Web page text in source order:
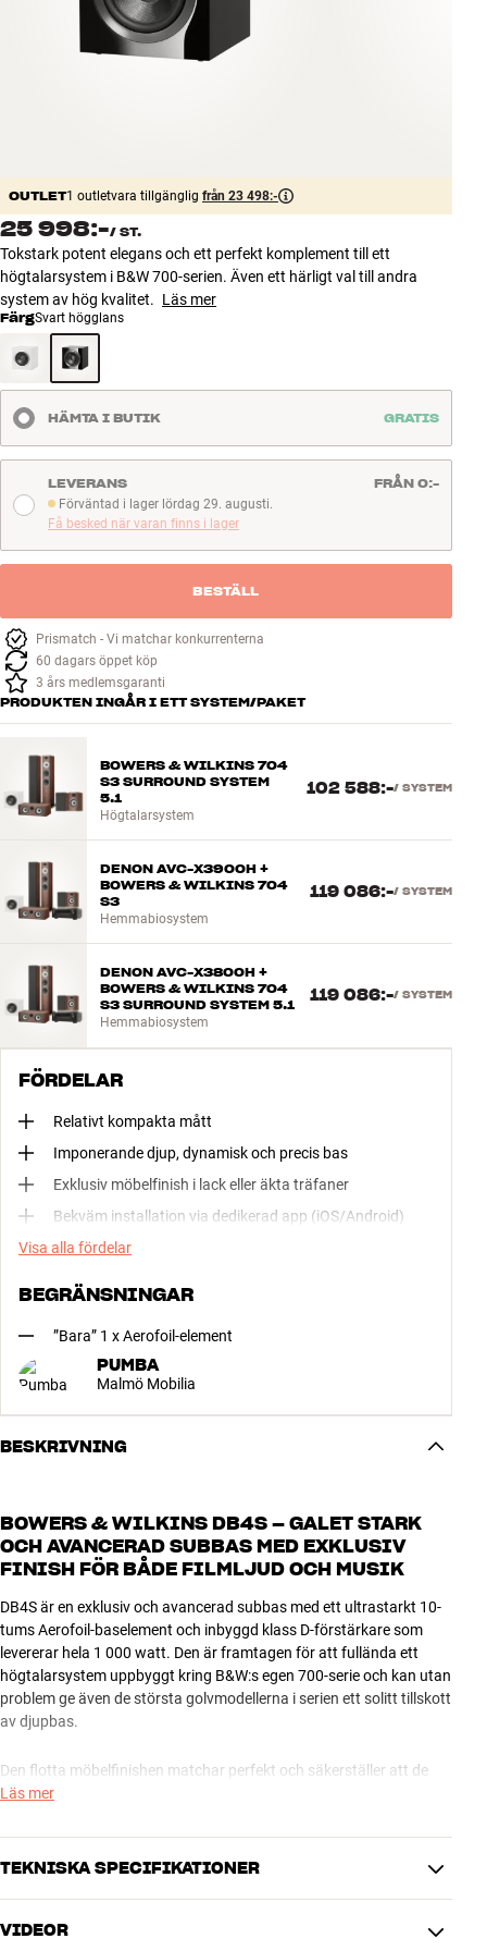
Tillbehör
ERBJUDANDEN
Hitta Butik
Kundtjänst
Logga in
Kundtjänst
Bygg med ljud
Företag
OUTLET1 outletvara tillgänglig från 23 498:-
25 998:-/ ST.
Tokstark potent elegans och ett perfekt komplement till ett
högtalarsystem i B&W 700-serien. Även ett härligt val till andra
system av hög kvalitet. Läs mer
FärgSvart högglans
HÄMTA I BUTIK GRATIS
Förväntad i lager lördag 29. augusti.
Förväntad i lager lördag 29. augusti.
Få besked när varan finns i lager
LEVERANS FRÅN 0:-
BESTÄLL
Prismatch - Vi matchar konkurrenterna
60 dagars öppet köp
3 års medlemsgaranti
PRODUKTEN INGÅR I ETT SYSTEM/PAKET
BOWERS & WILKINS 704
S3 SURROUND SYSTEM
5.1
Högtalarsystem
102 588:-/ SYSTEM
DENON AVC-X3900H +
BOWERS & WILKINS 704
S3
Hemmabiosystem
119 086:-/ SYSTEM
DENON AVC-X3800H +
BOWERS & WILKINS 704
S3 SURROUND SYSTEM 5.1
Hemmabiosystem
119 086:-/ SYSTEM
FÖRDELAR
Relativt kompakta mått
Imponerande djup, dynamisk och precis bas
Exklusiv möbelfinish i lack eller äkta träfaner
Bekväm installation via dedikerad app (iOS/Android)
Visa alla fördelar
BEGRÄNSNINGAR
”Bara” 1 x Aerofoil-element
PUMBA
Malmö Mobilia
BESKRIVNING
BOWERS & WILKINS DB4S – GALET STARK
OCH AVANCERAD SUBBAS MED EXKLUSIV
FINISH FÖR BÅDE FILMLJUD OCH MUSIK
DB4S är en exklusiv och avancerad subbas med ett ultrastarkt 10-
tums Aerofoil-baselement och inbyggd klass D-förstärkare som
levererar hela 1 000 watt. Den är framtagen för att fullända ett
högtalarsystem uppbyggt kring B&W:s egen 700-serie och kan utan
problem ge även de största golvmodellerna i serien ett solitt tillskott
av djupbas.
Den flotta möbelfinishen matchar perfekt och säkerställer att de
visuella aspekterna håller absolut världsklass, oavsett vilken
tillsammans med andra B&W-högtalare och högkvalitativa system
från andra tillverkare.
du hittar i B&W:s High End-DBD-serie. Den största skillnaden är att
Läs mer
TEKNISKA SPECIFIKATIONER
VIDEOR